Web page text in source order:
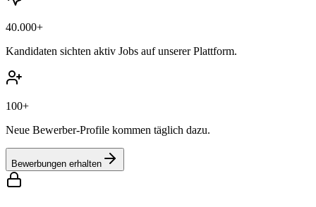
40.000+
Kandidaten sichten aktiv Jobs auf unserer Plattform.
100+
Neue Bewerber-Profile kommen täglich dazu.
Bewerbungen erhalten